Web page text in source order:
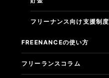
フリーナンス向け支援制度
FREENANCEの使い方
フリーランスコラム